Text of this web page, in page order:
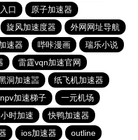
口
原子加速器
旋风加速度器
外网网址导航
速器 哔咔漫画
瑞乐小说
雷霆vqn加速官网
洞加速噐
纸飞机加速器
加速梯子
一元机场
时加速
快鸭加速器
ios加速器 outline